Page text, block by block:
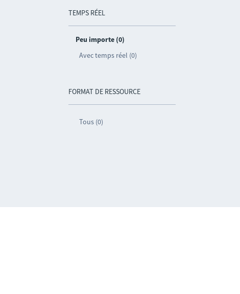
TEMPS RÉEL
Peu importe (0)
Avec temps réel (0)
FORMAT DE RESSOURCE
Tous (0)